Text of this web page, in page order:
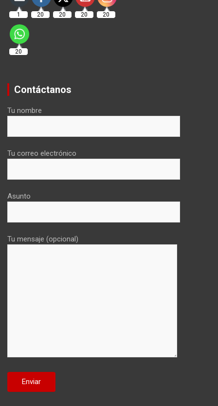
1 20 20 20 20
20
Contáctanos
Tu nombre
Tu correo electrónico
Asunto
Tu mensaje (opcional)